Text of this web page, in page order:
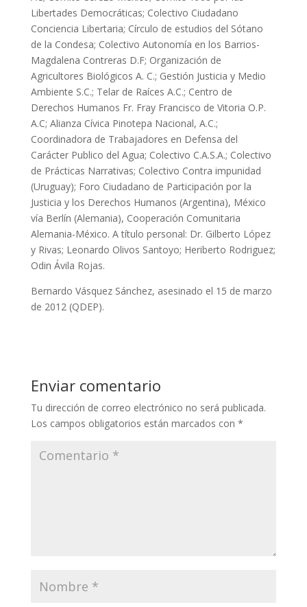
Libertades Democráticas; Colectivo Ciudadano
Conciencia Libertaria; Círculo de estudios del Sótano
de la Condesa; Colectivo Autonomía en los Barrios-
Magdalena Contreras D.F; Organización de
Agricultores Biológicos A. C.; Gestión Justicia y Medio
Ambiente S.C.; Telar de Raíces A.C.; Centro de
Derechos Humanos Fr. Fray Francisco de Vitoria O.P.
A.C; Alianza Cívica Pinotepa Nacional, A.C.;
Coordinadora de Trabajadores en Defensa del
Carácter Publico del Agua; Colectivo C.A.S.A.; Colectivo
de Prácticas Narrativas; Colectivo Contra impunidad
(Uruguay); Foro Ciudadano de Participación por la
Justicia y los Derechos Humanos (Argentina), México
vía Berlín (Alemania), Cooperación Comunitaria
Alemania-México. A título personal: Dr. Gilberto López
y Rivas; Leonardo Olivos Santoyo; Heriberto Rodriguez;
Odin Ávila Rojas.
Bernardo Vásquez Sánchez, asesinado el 15 de marzo
de 2012 (QDEP).
Enviar comentario
Tu dirección de correo electrónico no será publicada.
Los campos obligatorios están marcados con *